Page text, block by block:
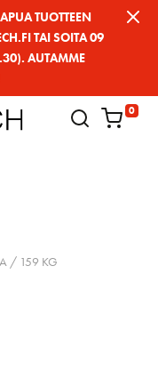
TUOTTEEN
TAI SOITA 09
AUTAMME
0
/ 159 KG